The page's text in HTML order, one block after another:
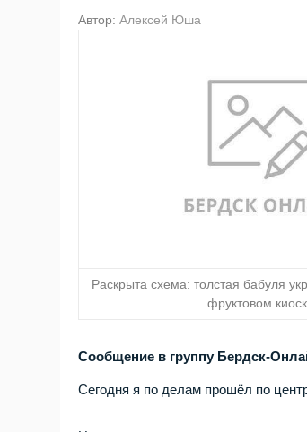
Автор:Алексей Юша
Раскрыта схема: толстая бабуля
фруктовом
Сообщение в группу Бердск-
Сегодня я по делам прошёл по